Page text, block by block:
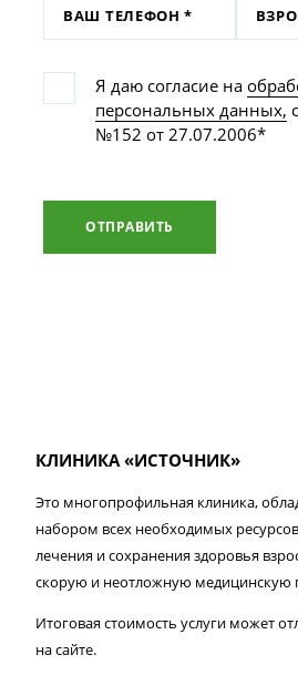
Я даю согласие на
персональных данных,
№152 от 27.07.2006*
ОТПРАВИТЬ
КЛИНИКА «ИСТОЧНИК»
Это многопрофильная клиника,
набором всех необходимых
лечения и сохранения здоровья
скорую и неотложную
Итоговая стоимость услуги может
на сайте.